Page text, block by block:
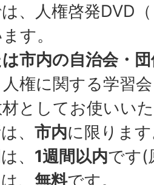
、人権啓発DVD
す。
市内の自治会・
権に関する学習
としてお使いい
、市内に限りま
、 1週間以内です(
、無料です。